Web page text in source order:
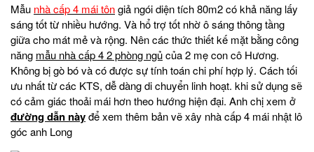
Mẫu nhà cấp 4 mái tôngiả ngói diện tích 80m2 có khả năng lấy
sáng tốt từ nhiều hướng. Và hổ trợ tốt nhờ ô sáng thông tầng
giữa cho mát mẻ và rộng. Nên các thức thiết kế mặt bằng công
năng mẫu nhà cấp 4 2 phòng ngủcủa 2 mẹ con cô Hương.
Không bị gò bó và có được sự tính toán chi phí hợp lý. Cách tối
ưu nhất từ các KTS, dễ dàng di chuyển linh hoạt. khi sử dụng sẽ
có cảm giác thoải mái hơn theo hướng hiện đại. Anh chị xem ở
đường dẫn nàyđể xem thêm bản vẽ xây nhà cấp 4 mái nhật lô
góc anh Long